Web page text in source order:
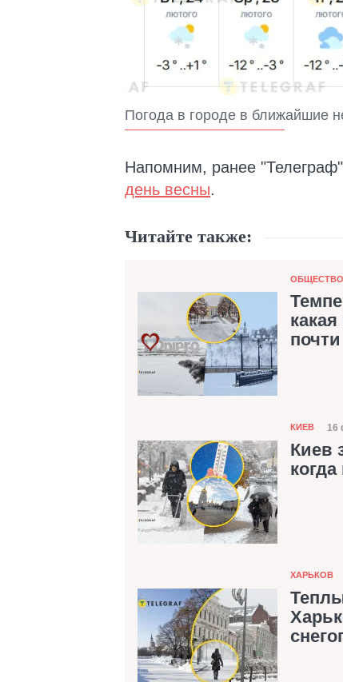
Погода в городе в ближайшие
Напомним, ранее
день весны.
Читайте также:
Категория
ОБЩЕСТВО
Категория
КИЕВ 16
Киев
Категория
ХАРЬКОВ